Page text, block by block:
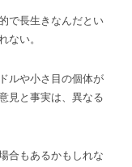
で長生きなんだとい
ない。
ルや小さ目の個体が
見と事実は、異なる
合もあるかもしれな